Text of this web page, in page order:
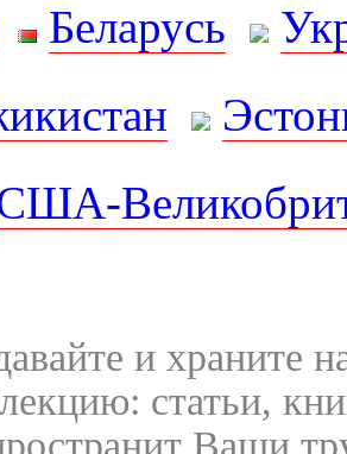
Беларусь
и храните
статьи,